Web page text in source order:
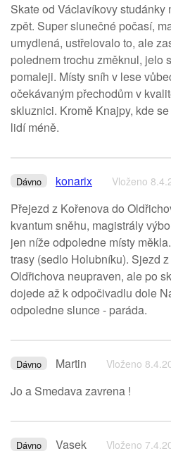
Skate od Václavíkovy studánky
zpět. Super slunečné počasí,
umydlená, ustřelovalo to, ale
polednem trochu změknul, jelo
pomaleji. Místy sníh v lese
očekávaným přechodům v
skluznici. Kromě Knajpy, kde
lidí méně.
Dávno konarix Vloženo
Přejezd z Kořenova do
kvantum sněhu, magistrály
jen níže odpoledne místy
trasy (sedlo Holubníku). Sjezd
Oldřichova neupraven, ale po
dojede až k odpočivadlu dole
odpoledne slunce - paráda.
Dávno Martin Vloženo
Jo a Smedava zavrena !
Dávno Vasek Vloženo